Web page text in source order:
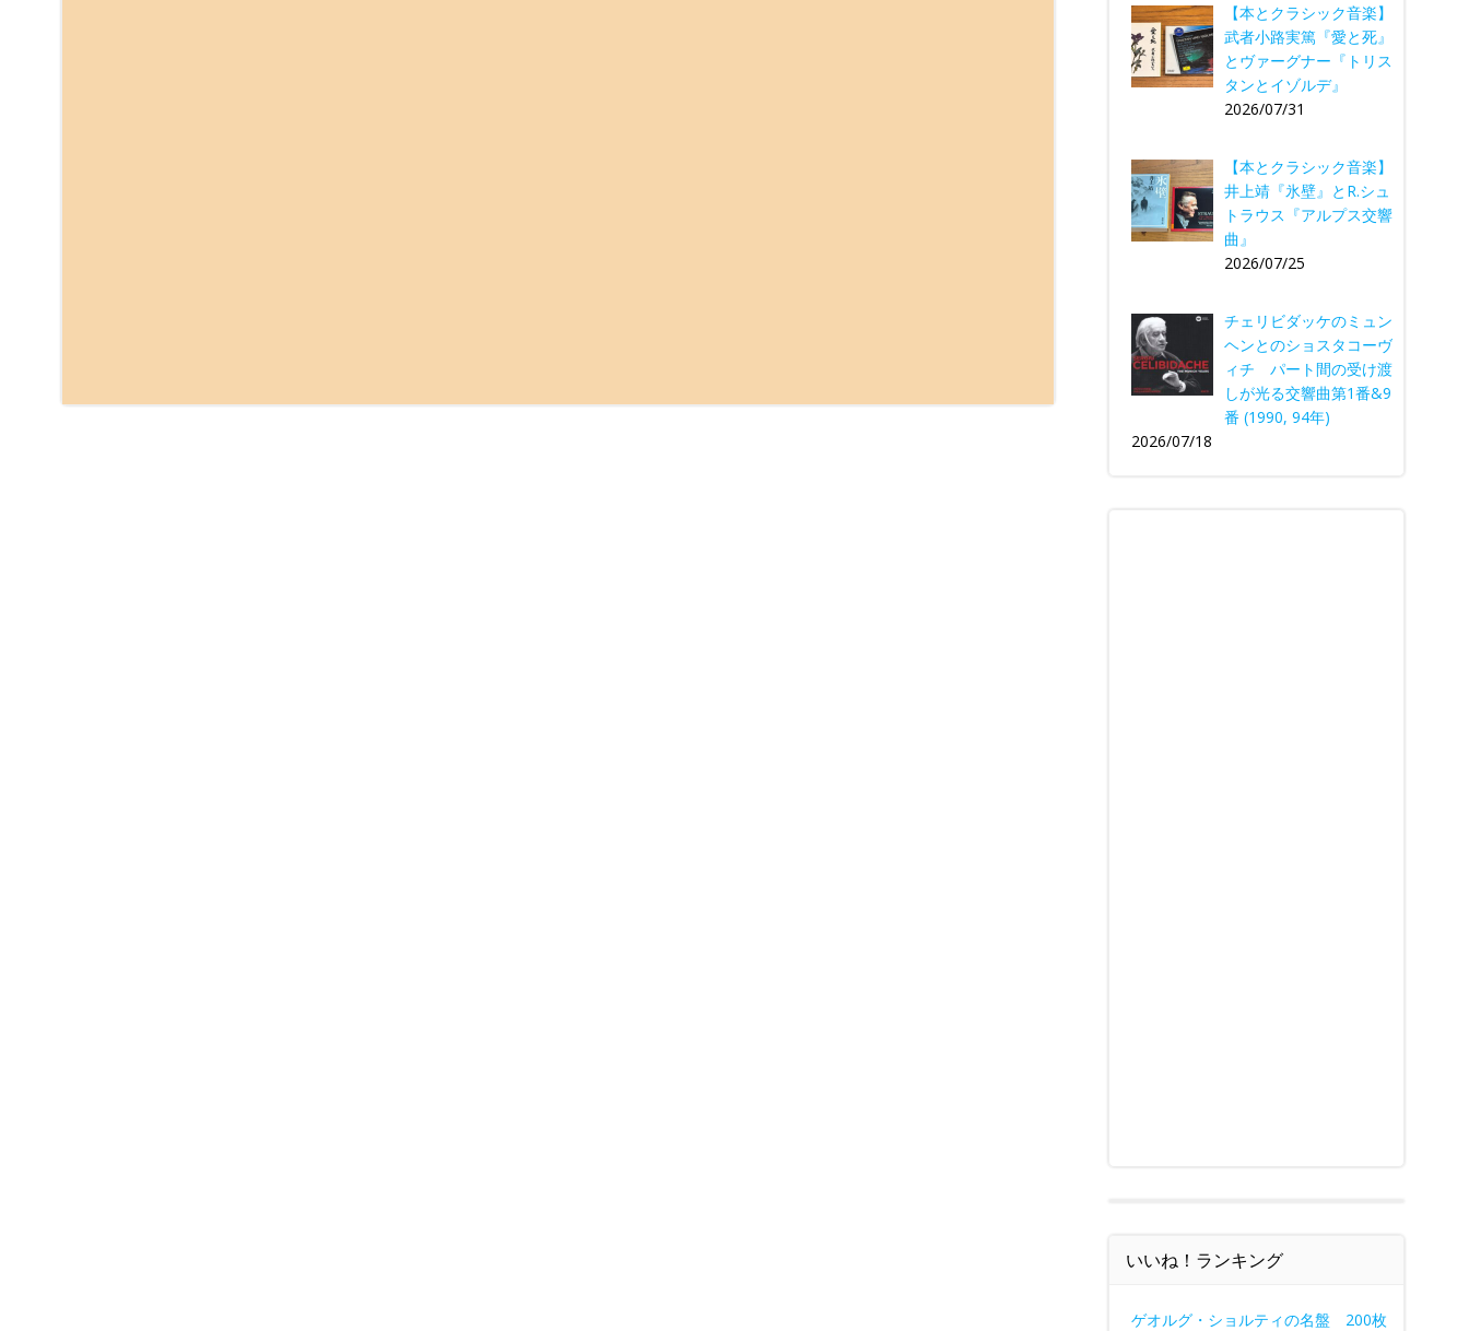
【本とクラシック音楽】
武者小路実篤『愛と死』
とヴァーグナー『トリス
タンとイゾルデ』
2026/07/31
【本とクラシック音楽】
井上靖『氷壁』とR.シュ
トラウス『アルプス交響
曲』
2026/07/25
チェリビダッケのミュン
ヘンとのショスタコーヴ
ィチ パート間の受け渡
しが光る交響曲第1番&9
番 (1990, 94年)
2026/07/18
いいね！ランキング
ゲオルグ・ショルティの名盤 200枚